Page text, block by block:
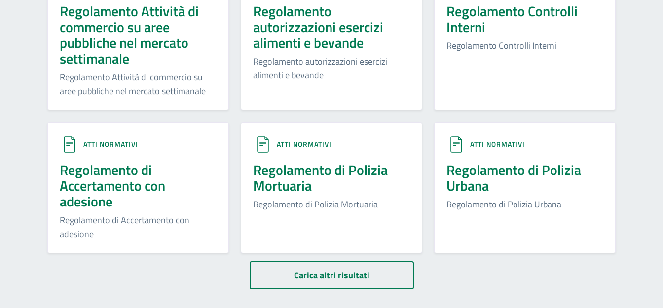
Regolamento Attività di
commercio su aree
pubbliche nel mercato
settimanale
Regolamento Attività di commercio su
aree pubbliche nel mercato settimanale
Regolamento
autorizzazioni esercizi
alimenti e bevande
Regolamento autorizzazioni esercizi
alimenti e bevande
Regolamento Controlli
Interni
Regolamento Controlli Interni
ATTI NORMATIVI
Regolamento di
Accertamento con
adesione
Regolamento di Accertamento con
adesione
ATTI NORMATIVI
Regolamento di Polizia
Mortuaria
Regolamento di Polizia Mortuaria
ATTI NORMATIVI
Regolamento di Polizia
Urbana
Regolamento di Polizia Urbana
Carica altri risultati